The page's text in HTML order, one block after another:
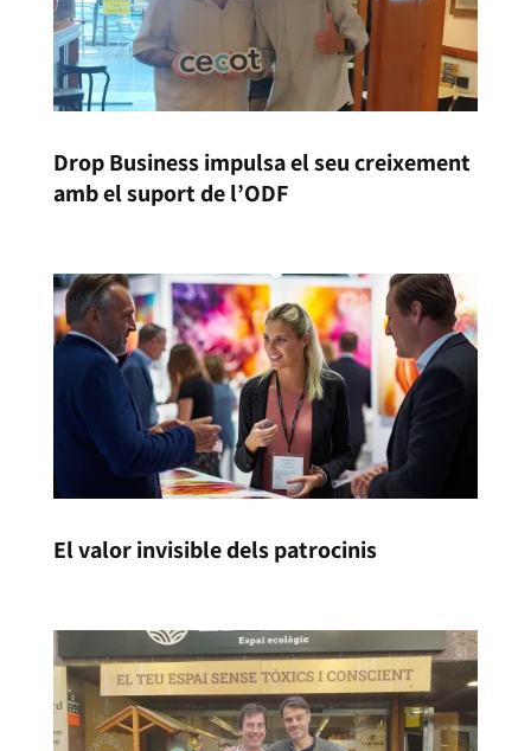
Drop Business impulsa el seu creixement
amb el suport de l’ODF
El valor invisible dels patrocinis